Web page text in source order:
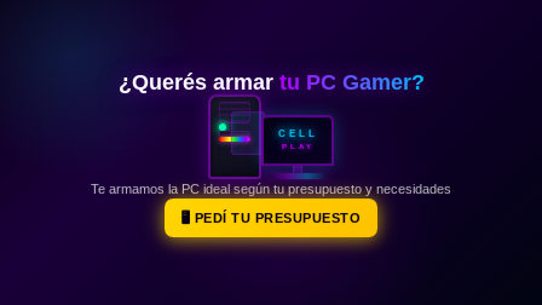
👾COLECCIONABLES🧸
💻MUNDO PC GAMER💻
🔌CABLES Y ADAPTADORES🔌
🤓MUNDO PC OFICINA🤓
🫗GEEK HOME🍵
¿Querés armar tu PC Gamer?
CELL
PLAY
Te armamos la PC ideal según tu presupuesto y necesidades
🖥️ PEDÍ TU PRESUPUESTO